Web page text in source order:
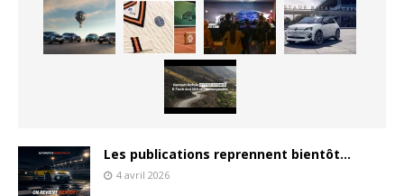
Les publications reprennent bientôt…
4 avril 2026